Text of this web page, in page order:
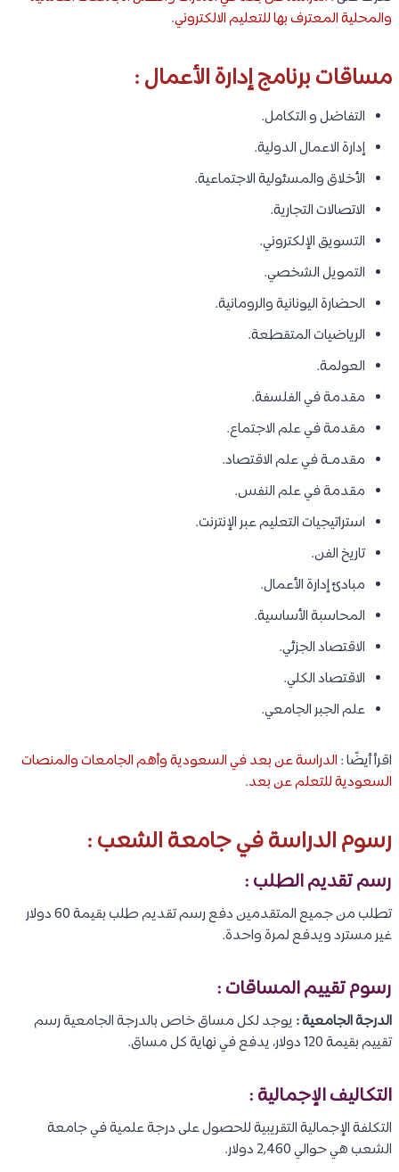
والمحلية المعترف بها للتعليم الالكتروني.
مساقات برنامج إدارة الأعمال :
التفاضل و التكامل.
إدارة الاعمال الدولية.
الأخلاق والمسئولية الاجتماعية.
الاتصالات التجارية.
التسويق الإلكتروني.
التمويل الشخصي.
الحضارة اليونانية والرومانية.
الرياضيات المتقطعة.
العولمة.
مقدمة في الفلسفة.
مقدمة في علم الاجتماع.
مقدمـة في علم الاقتصاد.
مقدمة في علم النفس.
استراتيجيات التعليم عبر الإنترنت.
تاريخ الفن.
مبادئ إدارة الأعمال.
المحاسبة الأساسية.
الاقتصاد الجزئي.
الاقتصاد الكلي.
علم الجبر الجامعي.
اقرأ أيضًا : الدراسة عن بعد في السعودية وأهم الجامعات والمنصات
السعودية للتعلم عن بعد.
رسوم الدراسة في جامعة الشعب :
رسم تقديم الطلب :
تطلب من جميع المتقدمين دفع رسم تقديم طلب بقيمة 60 دولار
غير مسترد ويدفع لمرة واحدة.
رسوم تقييم المساقات :
الدرجة الجامعية : يوجد لكل مساق خاص بالدرجة الجامعية رسم
تقييم بقيمة 120 دولار، يدفع في نهاية كل مساق.
التكاليف الإجمالية :
التكلفة الإجمالية التقريبية للحصول على درجة علمية في جامعة
الشعب هي حوالي 2,460 دولار.